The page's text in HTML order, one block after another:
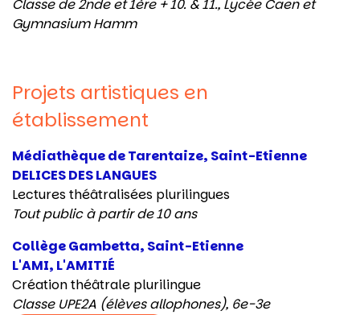
Classe de 2nde et 1ère + 10. & 11., Lycée Caen et
Gymnasium Hamm
Projets artistiques en
établissement
Médiathèque de Tarentaize, Saint-Etienne
DELICES DES LANGUES
Lectures théâtralisées plurilingues
Tout public à partir de 10 ans
Collège Gambetta, Saint-Etienne
L'AMI, L'AMITIÉ
Création théâtrale plurilingue
Classe UPE2A (élèves allophones), 6e-3e